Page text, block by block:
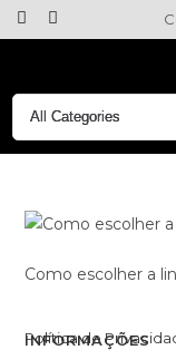
Como escolher a
INFORMAÇÕES
Política de